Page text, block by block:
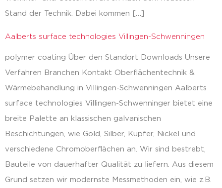
Stand der Technik. Dabei kommen […]
Aalberts surface technologies Villingen-Schwenningen
polymer coating Über den Standort Downloads Unsere
Verfahren Branchen Kontakt Oberflächentechnik &
Wärmebehandlung in Villingen-Schwenningen Aalberts
surface technologies Villingen-Schwenninger bietet eine
breite Palette an klassischen galvanischen
Beschichtungen, wie Gold, Silber, Kupfer, Nickel und
verschiedene Chromoberflächen an. Wir sind bestrebt,
Bauteile von dauerhafter Qualität zu liefern. Aus diesem
Grund setzen wir modernste Messmethoden ein, wie z.B.